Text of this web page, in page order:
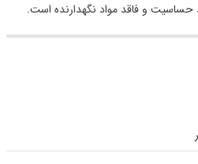
و فاقد مواد نگهدارنده است.